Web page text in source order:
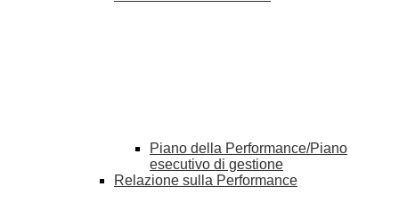
Piano della Performance/Piano
esecutivo di gestione
Relazione sulla Performance